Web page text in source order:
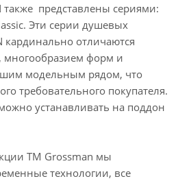
также представлены сериями:
Эти серии душевых
кардинально отличаются
многообразием форм и
модельным рядом, что
требовательного покупателя.
устанавливать на поддон
ТМ Grossman мы
технологии, все